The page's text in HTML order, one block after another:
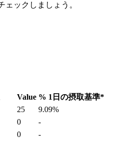
ェックしましょう。
Value % 1日の摂取基準*
25
9.09%
0
-
0
-